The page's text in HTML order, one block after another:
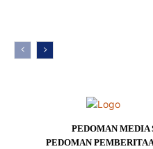
PEDOMAN MEDIA
PEDOMAN